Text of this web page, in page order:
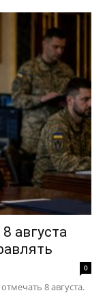
августа
0
8 августа.